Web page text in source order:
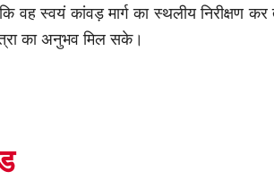
वह स्वयं कांवड़ मार्ग का स्थलीय निरीक्षण
का अनुभव मिल सके।